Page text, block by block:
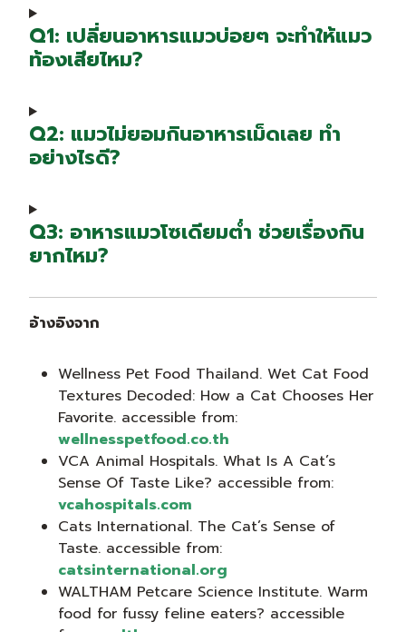
Q1: เปลี่ยนอาหารแมวบ่อยๆ จะทำให้แมว
ท้องเสียไหม?
Q2: แมวไม่ยอมกินอาหารเม็ดเลย ทำ
อย่างไรดี?
Q3: อาหารแมวโซเดียมต่ำ ช่วยเรื่องกิน
ยากไหม?
อ้างอิงจาก
Wellness Pet Food Thailand. Wet Cat Food
Textures Decoded: How a Cat Chooses Her
Favorite. accessible from:
wellnesspetfood.co.th
VCA Animal Hospitals. What Is A Cat’s
Sense Of Taste Like? accessible from:
vcahospitals.com
Cats International. The Cat’s Sense of
Taste. accessible from:
catsinternational.org
WALTHAM Petcare Science Institute. Warm
food for fussy feline eaters? accessible